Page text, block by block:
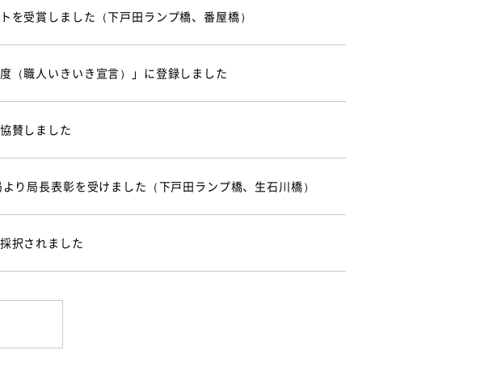
受賞しました（下戸田ランプ橋、番屋橋）
（職人いきいき宣言）」に登録しました
賛しました
り局長表彰を受けました（下戸田ランプ橋、生石川橋）
択されました